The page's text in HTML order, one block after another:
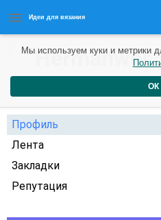
Идеи для вязания
Hermanwer
Профиль
Лента
Закладки
Репутация
Мы используем куки и метрики
ОК